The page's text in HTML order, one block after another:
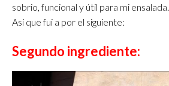
sobrio, funcional y útil para mi ensalada.
Así que fui a por el siguiente:
Segundo ingrediente: